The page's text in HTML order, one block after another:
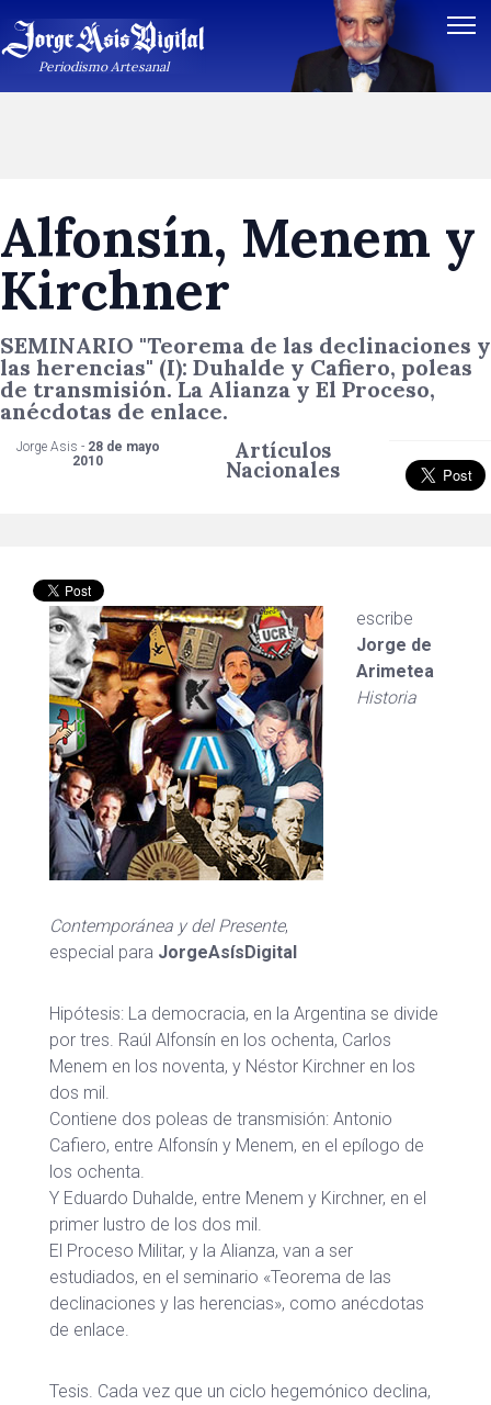
Periodismo Artesanal
Alfonsín, Menem y
Kirchner
SEMINARIO "Teorema de las declinaciones y
las herencias" (I): Duhalde y Cafiero, poleas
de transmisión. La Alianza y El Proceso,
anécdotas de enlace.
Jorge Asis - 28 de mayo
2010
Artículos
Nacionales
escribe
Jorge de
Arimetea
Historia
Contemporánea y del Presente,
especial para JorgeAsísDigital
Hipótesis: La democracia, en la Argentina se divide
por tres. Raúl Alfonsín en los ochenta, Carlos
Menem en los noventa, y Néstor Kirchner en los
dos mil.
Contiene dos poleas de transmisión: Antonio
Cafiero, entre Alfonsín y Menem, en el epílogo de
los ochenta.
Y Eduardo Duhalde, entre Menem y Kirchner, en el
primer lustro de los dos mil.
El Proceso Militar, y la Alianza, van a ser
estudiados, en el seminario «Teorema de las
declinaciones y las herencias», como anécdotas
de enlace.
Tesis. Cada vez que un ciclo hegemónico declina,